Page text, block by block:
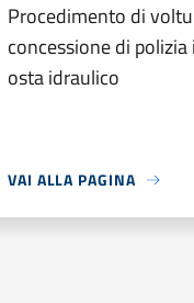
Procedimento di
concessione di
osta idraulico
VAI ALLA PAGINA